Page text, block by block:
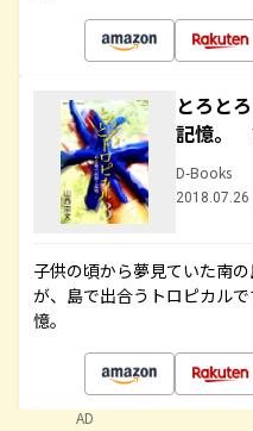
とろと
記憶。
D-Books
2018.07.26
子供の頃から夢見ていた南
が、島で出合うトロピカル
憶。
AD